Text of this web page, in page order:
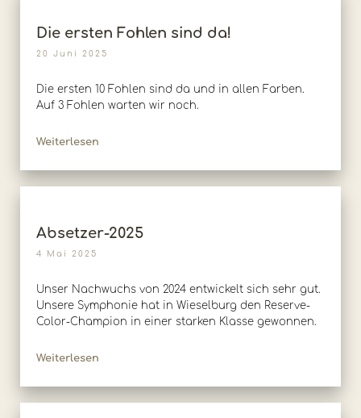
Die ersten Fohlen sind da!
20 Juni 2025
Die ersten 10 Fohlen sind da und in allen Farben.
Auf 3 Fohlen warten wir noch.
Weiterlesen
Absetzer-2025
4 Mai 2025
Unser Nachwuchs von 2024 entwickelt sich sehr gut.
Unsere Symphonie hat in Wieselburg den Reserve-
Color-Champion in einer starken Klasse gewonnen.
Weiterlesen